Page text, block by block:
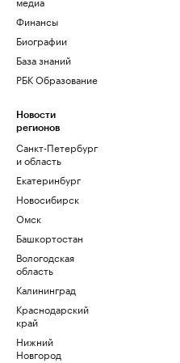
Финансы
Биографии
База знаний
РБК Образование
Новости
регионов
Санкт-Петербург
и область
Екатеринбург
Новосибирск
Омск
Башкортостан
Вологодская
область
Калининград
Краснодарский
край
Нижний
Новгород